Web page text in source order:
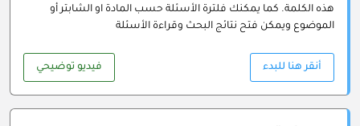
هذه الكلمة. كما يمكنك فلترة الأسئلة حسب المادة او الشابتر أو
الموضوع ويمكن فتح نتائج البحث وقراءة الأسئلة
أنقر هنا للبدء فيديو توضيحي